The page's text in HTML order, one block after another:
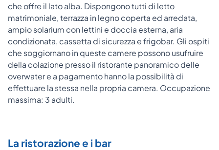
che offre il lato alba. Dispongono tutti di letto
matrimoniale, terrazza in legno coperta ed arredata,
ampio solarium con lettini e doccia esterna, aria
condizionata, cassetta di sicurezza e frigobar. Gli ospiti
che soggiornano in queste camere possono usufruire
della colazione presso il ristorante panoramico delle
overwater e a pagamento hanno la possibilità di
effettuare la stessa nella propria camera. Occupazione
massima: 3 adulti.
La ristorazione e i bar